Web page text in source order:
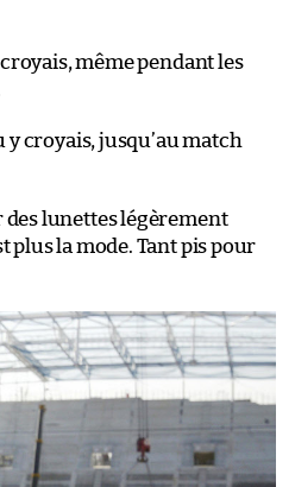
même pendant les
y croyais, jusqu’au match
lunettes légèrement
plus la mode. Tant pis pour